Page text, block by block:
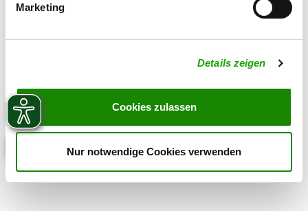
Marketing
Details zeigen
Cookies zulassen
Nur notwendige Cookies verwenden